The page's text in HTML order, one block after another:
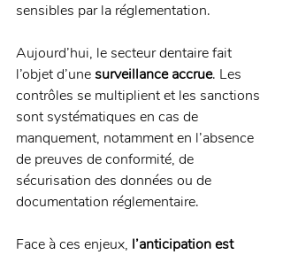
sensibles par la réglementation.
Aujourd’hui, le secteur dentaire fait
l’objet d’une surveillance accrue. Les
contrôles se multiplient et les sanctions
sont systématiques en cas de
manquement, notamment en l’absence
de preuves de conformité, de
sécurisation des données ou de
documentation réglementaire.
Face à ces enjeux, l’anticipation est